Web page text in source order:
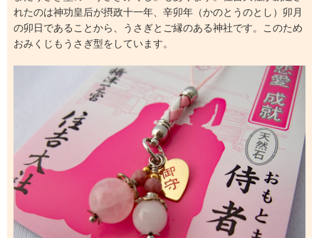
れたのは神功皇后が摂政十一年、辛卯年（かのとうのとし）卯月
の卯日であることから、うさぎとご縁のある神社です。このため
おみくじもうさぎ型をしています。